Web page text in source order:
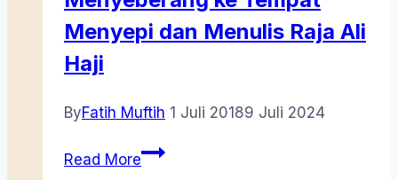
Menyepi dan Menulis Raja Ali
Haji
ByFatih Muftih 1 Juli 20189 Juli 2024
Read MoreMenyeberang